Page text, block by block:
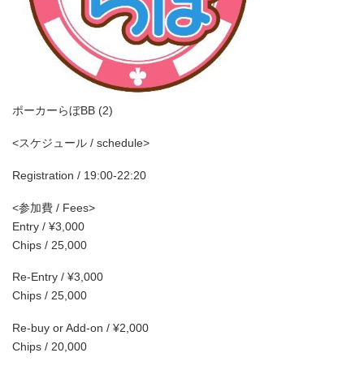
ポーカーらぼBB (2)
<スケジュール / schedule>
Registration / 19:00-22:20
<参加費 / Fees>
Entry / ¥3,000
Chips / 25,000
Re-Entry / ¥3,000
Chips / 25,000
Re-buy or Add-on / ¥2,000
Chips / 20,000